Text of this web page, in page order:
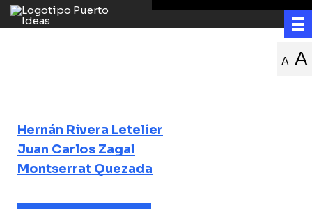
A A
Hernán Rivera Letelier
Juan Carlos Zagal
Montserrat Quezada